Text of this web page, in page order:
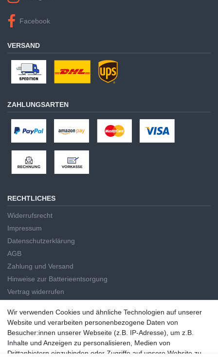
Wir verwenden Cookies und ähnliche Technologien auf unserer
Website und verarbeiten personenbezogene Daten von
Besucher:innen unserer Webseite (z.B. IP-Adresse), um z.B. Inhalte
und Anzeigen zu personalisieren, Medien von Drittanbietern
Facebook
VERSAND
ZAHLUNGSARTEN
RECHTLICHES
Widerrufsrecht
Impressum
Datenschutzerklärung
AGB
Zahlung und Versand
Hinweise zur Batterieentsorgung
Vertrag widerrufen
HAUPTKATEGORIEN
Handwerkzeug
Elektrowerkzeug
Haus und Garten
Wir verwenden Cookies und ähnliche Technologien auf unserer
Website und verarbeiten personenbezogene Daten von
Besucher:innen unserer Webseite (z.B. IP-Adresse), um z.B.
Inhalte und Anzeigen zu personalisieren, Medien von
Drittanbietern einzubinden oder Zugriffe auf unsere Website zu